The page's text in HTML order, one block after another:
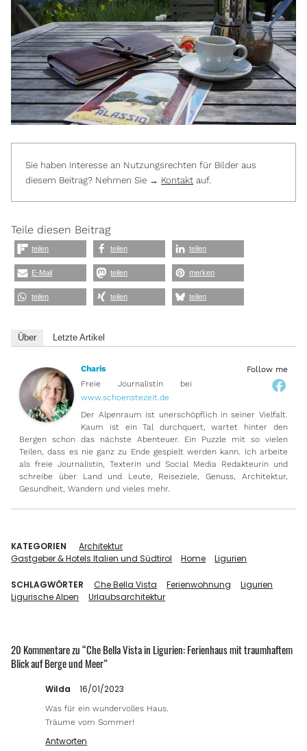
Sie haben Interesse an Nutzungsrechten für Bilder aus
diesem Beitrag? Nehmen Sie → Kontakt auf.
Teile diesen Beitrag
teilen teilen teilen
E-Mail teilen merken
teilen teilen teilen
Über Letzte Artikel
Follow me
Charis
Freie Journalistin bei
www.schoenstezeit.de
Der Alpenraum ist unerschöpflich in seiner Vielfalt.
Kaum ist ein Tal durchquert, wartet hinter den
Bergen schon das nächste Abenteuer. Ein Puzzle mit so vielen
Teilen, dass es nie ganz zu Ende gespielt werden kann. Ich arbeite
als freie Journalistin, Texterin und Social Media Redakteurin und
schreibe über Land und Leute, Reiseziele, Genuss, Architektur,
Gesundheit, Wandern und vieles mehr.
KATEGORIEN
Architektur
Gastgeber & Hotels Italien und Südtirol
Home Ligurien
SCHLAGWÖRTER Che Bella Vista Ferienwohnung
Ligurien
Ligurische Alpen
Urlaubsarchitektur
20 Kommentare zu “Che Bella Vista in Ligurien: Ferienhaus mit traumhaftem
Blick auf Berge und Meer”
Wilda 16/01/2023
Was für ein wundervolles Haus.
Träume vom Sommer!
Antworten